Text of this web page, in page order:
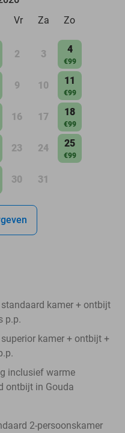
Vr Za Zo
2 3 4
€99
9 10 11
€99
16 17 18
€99
23 24 25
€99
30 31
kamer + ontbijt
p.p.
kamer + ontbijt +
inclusief warme
ontbijt in Gouda
2-persoonskamer